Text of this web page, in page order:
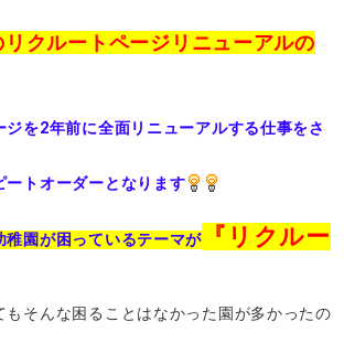
クルートページリニューアルの
ジを2年前に全面リニューアルする仕事をさ
ートオーダーとなります
稚園が困っているテーマが
『リクルー
もそんな困ることはなかった園が多かったの